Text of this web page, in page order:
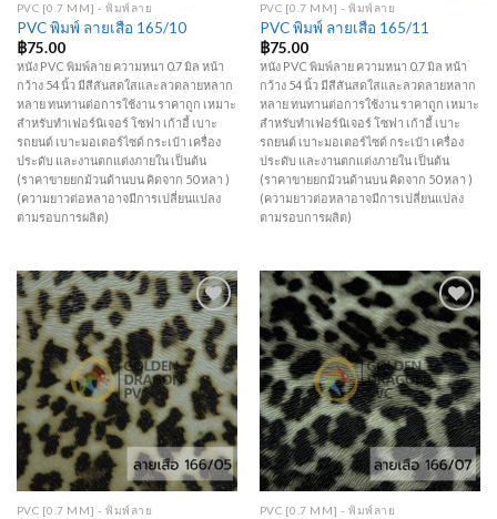
PVC [0.7 MM] - พิมพ์ลาย
PVC พิมพ์ ลายเสือ 165/10
฿75.00
หนัง PVC พิมพ์ลาย ความหนา 0.7 มิล หน้า
กว้าง 54 นิ้ว มีสีสันสดใสและลวดลายหลาก
หลาย ทนทานต่อการใช้งาน ราคาถูก เหมาะ
สำหรับทำเฟอร์นิเจอร์ โซฟา เก้าอี้ เบาะ
รถยนต์ เบาะมอเตอร์ไซด์ กระเป๋า เครื่อง
ประดับ และงานตกแต่งภายใน เป็นต้น
(ราคาขายยกม้วนด้านบน คิดจาก 50 หลา )
(ความยาวต่อหลาอาจมีการเปลี่ยนแปลง
ตามรอบการผลิต)
PVC [0.7 MM] - พิมพ์ลาย
PVC พิมพ์ ลายเสือ 165/11
฿75.00
หนัง PVC พิมพ์ลาย ความหนา 0.7 มิล หน้า
กว้าง 54 นิ้ว มีสีสันสดใสและลวดลายหลาก
หลาย ทนทานต่อการใช้งาน ราคาถูก เหมาะ
สำหรับทำเฟอร์นิเจอร์ โซฟา เก้าอี้ เบาะ
รถยนต์ เบาะมอเตอร์ไซด์ กระเป๋า เครื่อง
ประดับ และงานตกแต่งภายใน เป็นต้น
(ราคาขายยกม้วนด้านบน คิดจาก 50 หลา )
(ความยาวต่อหลาอาจมีการเปลี่ยนแปลง
ตามรอบการผลิต)
Add to
Wishlist
PVC [0.7 MM] - พิมพ์ลาย
Add to
Wishlist
PVC [0.7 MM] - พิมพ์ลาย